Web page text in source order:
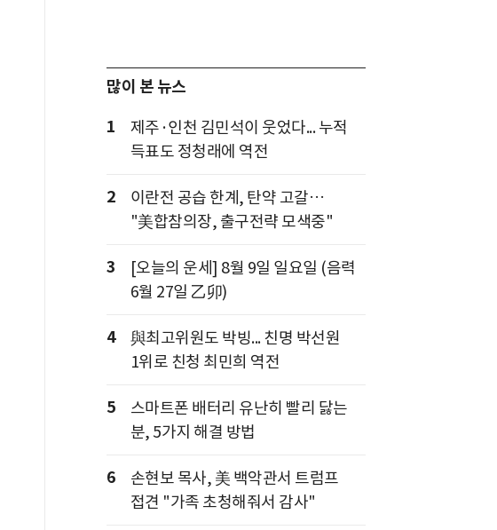
많이 본 뉴스
1
제주·인천 김민석이 웃었다... 누적
득표도 정청래에 역전
2
이란전 공습 한계, 탄약 고갈…
"美합참의장, 출구전략 모색중"
3
[오늘의 운세] 8월 9일 일요일 (음력
6월 27일 乙卯)
4
與최고위원도 박빙... 친명 박선원
1위로 친청 최민희 역전
5
스마트폰 배터리 유난히 빨리 닳는
분, 5가지 해결 방법
6
손현보 목사, 美 백악관서 트럼프
접견 "가족 초청해줘서 감사"